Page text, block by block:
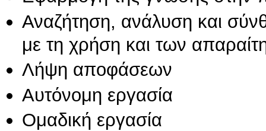
Αναζήτηση, ανάλυση και
με τη χρήση και των
Λήψη αποφάσεων
Αυτόνομη εργασία
Ομαδική εργασία